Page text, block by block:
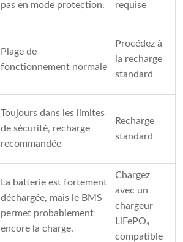
pas en mode protection.
requise
Plage de
fonctionnement normale
Procédez à
la recharge
standard
Toujours dans les limites
de sécurité, recharge
recommandée
Recharge
standard
La batterie est fortement
déchargée, mais le BMS
permet probablement
encore la charge.
Chargez
avec un
chargeur
LiFePO₄
compatible